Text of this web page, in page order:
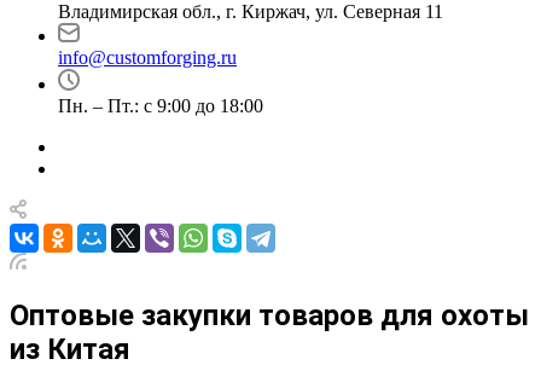
Владимирская обл., г. Киржач, ул. Северная 11
info@customforging.ru
Пн. – Пт.: с 9:00 до 18:00
Оптовые закупки товаров для охоты
из Китая